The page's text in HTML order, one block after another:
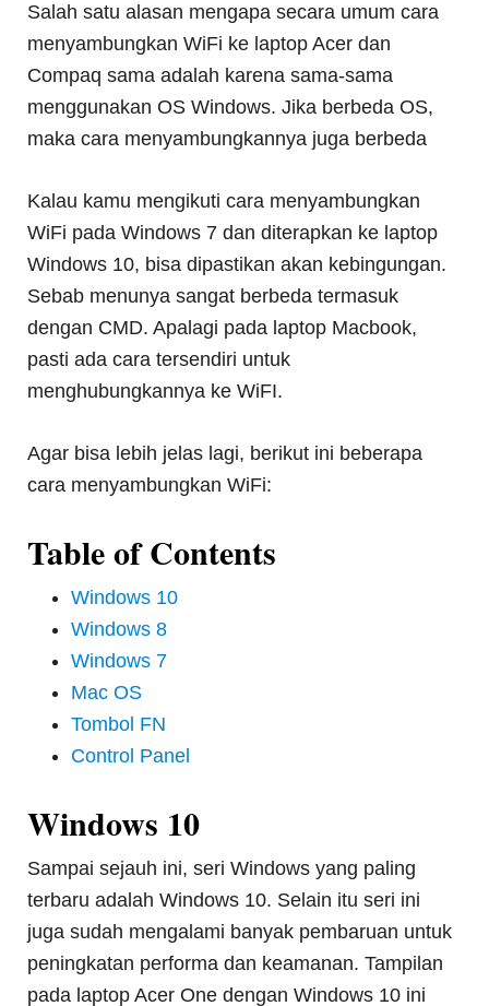
Salah satu alasan mengapa secara umum cara
menyambungkan WiFi ke laptop Acer dan
Compaq sama adalah karena sama-sama
menggunakan OS Windows. Jika berbeda OS,
maka cara menyambungkannya juga berbeda
Kalau kamu mengikuti cara menyambungkan
WiFi pada Windows 7 dan diterapkan ke laptop
Windows 10, bisa dipastikan akan kebingungan.
Sebab menunya sangat berbeda termasuk
dengan CMD. Apalagi pada laptop Macbook,
pasti ada cara tersendiri untuk
menghubungkannya ke WiFI.
Agar bisa lebih jelas lagi, berikut ini beberapa
cara menyambungkan WiFi:
Table of Contents
Windows 10
Windows 8
Windows 7
Mac OS
Tombol FN
Control Panel
Windows 10
Sampai sejauh ini, seri Windows yang paling
terbaru adalah Windows 10. Selain itu seri ini
juga sudah mengalami banyak pembaruan untuk
peningkatan performa dan keamanan. Tampilan
pada laptop Acer One dengan Windows 10 ini